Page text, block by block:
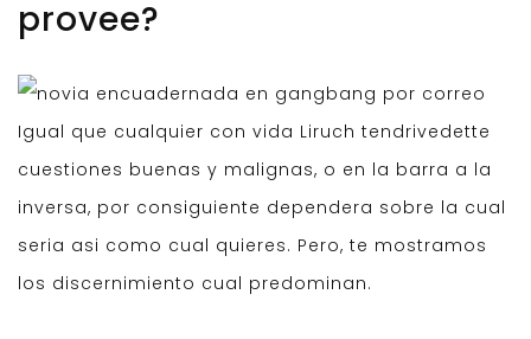
provee?
Igual que cualquier con vida Liruch tendrivedette
cuestiones buenas y malignas, o en la barra a la
inversa, por consiguiente dependera sobre la cual
seria asi como cual quieres. Pero, te mostramos
los discernimiento cual predominan.